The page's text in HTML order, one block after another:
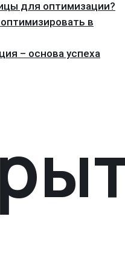
для оптимизации?
в
– основа успеха